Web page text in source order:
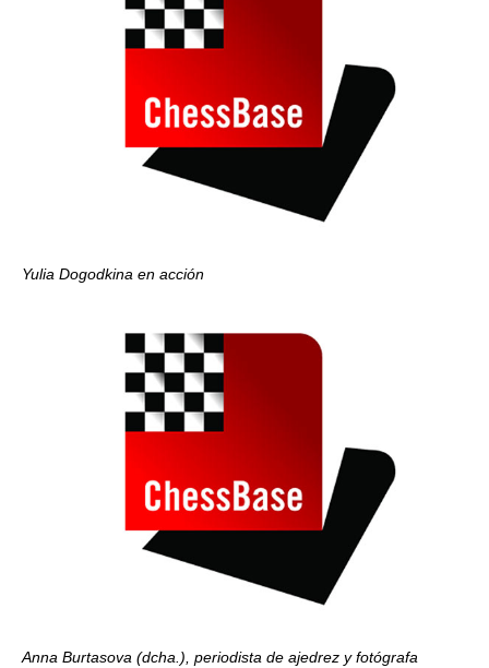
Yulia Dogodkina en acción
Anna Burtasova (dcha.), periodista de ajedrez y fotógrafa